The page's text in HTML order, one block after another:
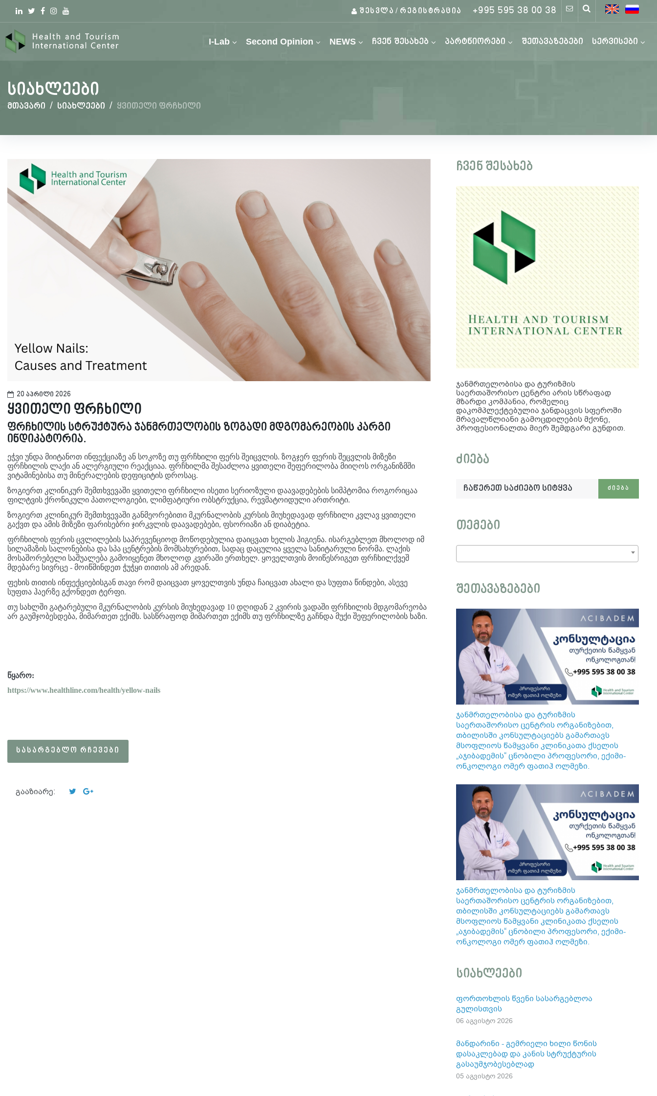
Linkedin
TwitterFacebook
Instagram
youtube
შესვლა / რეგისტრაცია +995 595 38 00 38
I-Lab Second Opinion NEWS ჩვენ შესახებ პარტნიორები შეთავაზებები სერვისები
სიახლეები
მთავარი / სიახლეები / ყვითელი ფრჩხილი
20 აპრილი 2026
ყვითელი ფრჩხილი
ფრჩხილის სტრუქტურა ჯანმრთელობის ზოგადი მდგომარეობის კარგი
ინდიკატორია.
ეჭვი უნდა მიიტანოთ ინფექციაზე ან სოკოზე თუ ფრჩხილი ფერს შეიცვლის. ზოგჯერ ფერის შეცვლის მიზეზი
ფრჩხილის ლაქი ან ალერგიული რეაქციაა. ფრჩხილმა შესაძლოა ყვითელი შეფერილობა მიიღოს ორგანიზმში
ვიტამინებისა თუ მინერალების დეფიციტის დროსაც.
ზოგიერთ კლინიკურ შემთხვევაში ყვითელი ფრჩხილი ისეთი სერიოზული დაავადებების სიმპტომია როგორიცაა
ფილტვის ქრონიკული პათოლოგიები, ლიმფატიური ობსტრუქცია, რევმატოიდული ართრიტი.
ზოგიერთ კლინიკურ შემთხვევაში განმეორებითი მკურნალობის კურსის მიუხედავად ფრჩხილი კვლავ ყვითელი
გაქვთ და ამის მიზეზი ფარისებრი ჯირკვლის დაავადებები, ფსორიაზი ან დიაბეტია.
ფრჩხილის ფერის ცვლილების საპრევენციოდ მოწოდებულია დაიცვათ ხელის ჰიგიენა. ისარგებლეთ მხოლოდ იმ
სილამაზის სალონებისა და სპა ცენტრების მომსახურებით, სადაც დაცულია ყველა სანიტარული ნორმა. ლაქის
მოსაშორებელი საშუალება გამოიყენეთ მხოლოდ კვირაში ერთხელ. ყოველთვის მოიწესრიგეთ ფრჩხილქვეშ
მდებარე სივრცე - მოიწმინდეთ ჭუჭყი თითის ამ არედან.
ფეხის თითის ინფექციებისგან თავი რომ დაიცვათ ყოველთვის უნდა ჩაიცვათ ახალი და სუფთა წინდები, ასევე
სუფთა ჰაერზე გქონდეთ ტერფი.
თუ სახლში გატარებული მკურნალობის კურსის მიუხედავად 10 დღიდან 2 კვირის ვადაში ფრჩხილის მდგომარეობა
არ გაუმჯობესდება, მიმართეთ ექიმს. სასწრაფოდ მიმართეთ ექიმს თუ ფრჩხილზე გაჩნდა მუქი შეფერილობის ხაზი.
წყარო:
https://www.healthline.com/health/yellow-nails
ᲡᲐᲡᲐᲠᲒᲔᲑᲚᲝ ᲠᲩᲔᲕᲔᲑᲘ
გააზიარე:
ჩვენ შესახებ
ჯანმრთელობისა და ტურიზმის
საერთაშორისო ცენტრი არის სწრაფად
მზარდი კომპანია, რომელიც
დაკომპლექტებულია ჯანდაცვის სფეროში
მრავალწლიანი გამოცდილების მქონე,
პროფესიონალთა მიერ შემდგარი გუნდით.
ძიება
ჩაწერეთ
საძიებო
ᲫᲘᲔᲑᲐ
თემები
შეთავაზებები
ჯანმრთელობისა და ტურიზმის
საერთაშორისო ცენტრის ორგანიზებით,
თბილისში კონსულტაციებს გამართავს
მსოფლიოს წამყვანი კლინიკათა ქსელის
„აჯიბადემის“ ცნობილი პროფესორი, ექიმი-
ონკოლოგი ომერ ფათიჰ ოლმეზი.
ჯანმრთელობისა და ტურიზმის
საერთაშორისო ცენტრის ორგანიზებით,
თბილისში კონსულტაციებს გამართავს
მსოფლიოს წამყვანი კლინიკათა ქსელის
„აჯიბადემის“ ცნობილი პროფესორი, ექიმი-
ონკოლოგი ომერ ფათიჰ ოლმეზი.
სიახლეები
ფორთოხლის წვენი სასარგებლოა
გულისთვის
06 აგვისტო 2026
მანდარინი - გემრიელი ხილი წონის
დასაკლებად და კანის სტრუქტურის
გასაუმჯობესებლად
05 აგვისტო 2026